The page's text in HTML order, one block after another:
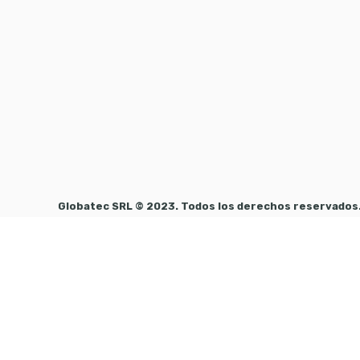
Globatec SRL © 2023. Todos los derechos